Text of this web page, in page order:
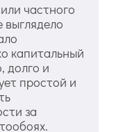
частного
выглядело
капитальный
долго и
простой и
за